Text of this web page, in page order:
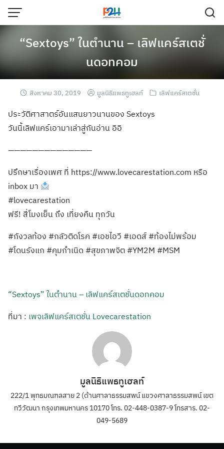
“Sextoys” ในตำนาน – เลิฟแคร์สเตชั่
นดอทคอม
สิงหาคม 30, 2019 มูลนิธิแพธทูเฮลท์ เลิฟแคร์สเตชั่น
ประวัติศาสาตร์อันแสนยาวนานของ Sextoys
วันนี้เลิฟแคร์เอามาเล่าสู่กันอ่าน อิอิ
——————————————
ปรึกษาเรื่องเพศ ที่ https://www.lovecarestation.com หรือ
inbox มา
#lovecarestation
ฟรี! สี่โมงเย็น ถึง เที่ยงคืน ทุกวัน
#กังวลท้อง #กลัวติดโรค #เอชไอวี #เอดส์ #ท้องไม่พร้อม
#โดนรังแก #คุมกำเนิด #สุขภาพจิต #YM2M #MSM
“Sextoys” ในตำนาน – เลิฟแคร์สเตชั่นดอทคอม
ที่มา : เพจเลิฟแคร์สเตชั่น Lovecarestation
มูลนิธิแพธทูเฮลท์
222/1 พุทธมณฑลสาย 2 (ด้านศาลาธรรมสพน์ แขวงศาลาธรรมสพน์ เขต
ทวีวัฒนา กรุงเทพมหานคร 10170 โทร. 02-448-0387-9 โทรสาร. 02-
049-5689